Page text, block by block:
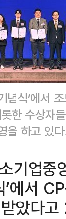
식’에서
한 수상자
을 하고 있
기업
에서
았다